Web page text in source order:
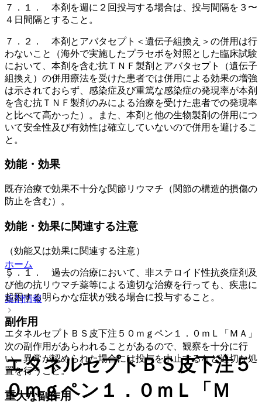
７．１． 本剤を週に２回投与する場合は、投与間隔を３〜
４日間隔とすること。
７．２． 本剤とアバタセプト＜遺伝子組換え＞の併用は行
わないこと（海外で実施したプラセボを対照とした臨床試験
において、本剤を含む抗ＴＮＦ製剤とアバタセプト（遺伝子
組換え）の併用療法を受けた患者では併用による効果の増強
は示されておらず、感染症及び重篤な感染症の発現率が本剤
を含む抗ＴＮＦ製剤のみによる治療を受けた患者での発現率
と比べて高かった）。また、本剤と他の生物製剤の併用につ
いて安全性及び有効性は確立していないので併用を避けるこ
と。
効能・効果
既存治療で効果不十分な関節リウマチ（関節の構造的損傷の
防止を含む）。
効能・効果に関連する注意
（効能又は効果に関連する注意）
５．１． 過去の治療において、非ステロイド性抗炎症剤及
び他の抗リウマチ薬等による適切な治療を行っても、疾患に
起因する明らかな症状が残る場合に投与すること。
副作用
次の副作用があらわれることがあるので、観察を十分に行
い、異常が認められた場合には投与を中止するなど適切な処
置を行うこと。
重大な副作用
ホーム
薬剤情報
エタネルセプトＢＳ皮下注５０ｍｇペン１．０ｍＬ「ＭＡ」
エタネルセプトＢＳ皮下注５
０ｍｇペン１．０ｍＬ「Ｍ